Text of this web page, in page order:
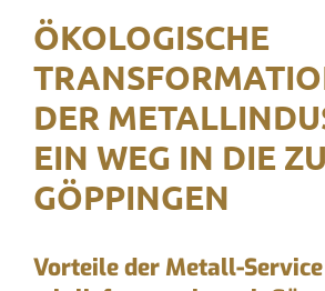
ÖKOLOGISCHE
DER
EIN WEG IN DIE
GÖPPINGEN
Vorteile der Metall-